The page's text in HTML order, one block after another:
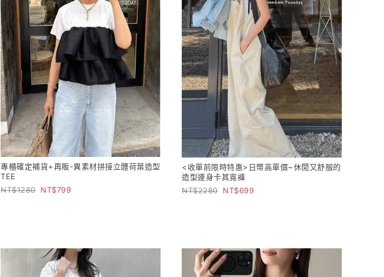
專櫃確定補貨+再販-異素材拼接立體荷葉造型
TEE
1280
799
<收單前限時特惠>日幣高單價~休閒又舒服的
造型連身卡其寬褲
2280
699